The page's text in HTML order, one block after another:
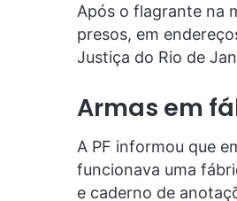
Após o flagrante na
presos, em
Justiça do Rio de
Armas em
A PF informou que
funcionava uma
e caderno de